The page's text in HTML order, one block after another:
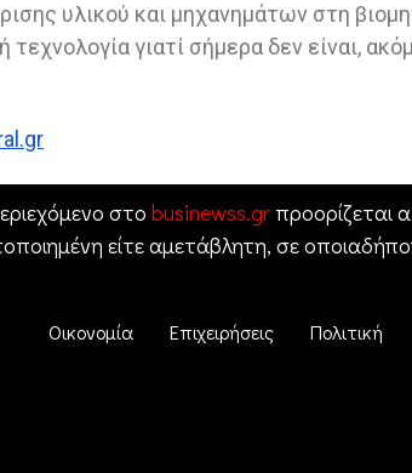
υλικού και μηχανημάτων στη
γιατί σήμερα δεν είναι,
στο businewss.gr προορίζεται
είτε αμετάβλητη, σε
Οικονομία Επιχειρήσεις Πολιτική